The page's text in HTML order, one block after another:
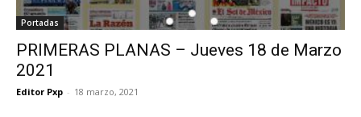
Portadas
PRIMERAS PLANAS – Jueves 18 de Marzo
2021
Editor Pxp - 18 marzo, 2021